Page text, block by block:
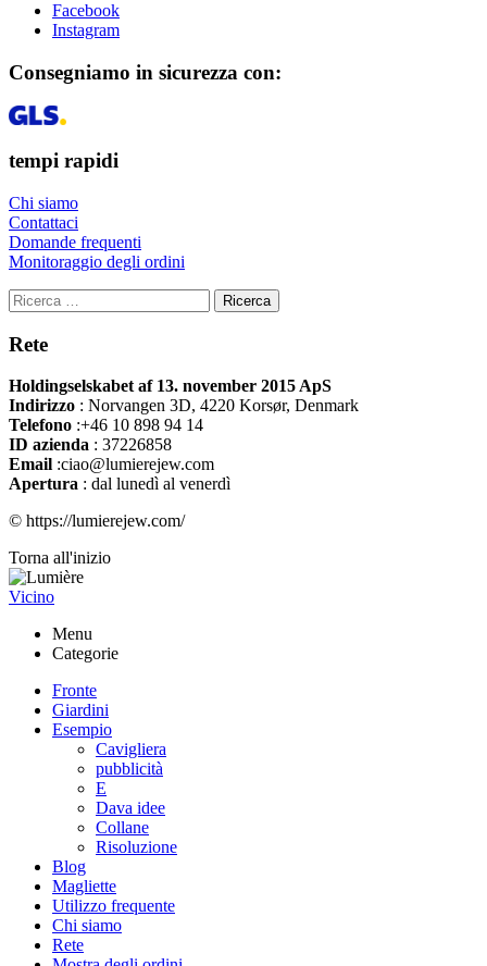
Facebook
Instagram
Consegniamo in sicurezza con:
tempi rapidi
Chi siamo
Contattaci
Domande frequenti
Monitoraggio degli ordini
Ricerca
Rete
Holdingselskabet af 13. november 2015 ApS
Indirizzo : Norvangen 3D, 4220 Korsør, Denmark
Telefono :+46 10 898 94 14
ID azienda : 37226858
Email :ciao@lumierejew.com
Apertura : dal lunedì al venerdì
© https://lumierejew.com/
Torna all'inizio
Vicino
Menu
Categorie
Fronte
Giardini
Esempio
Cavigliera
pubblicità
E
Dava idee
Collane
Risoluzione
Blog
Magliette
Utilizzo frequente
Chi siamo
Rete